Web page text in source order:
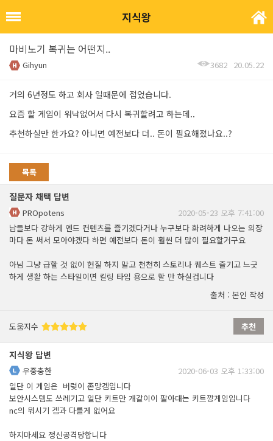
지식왕
마비노기 복귀는 어떤지..
Gihyun 3682 20.05.22
거의 6년정도 하고 회사 일때문에 접었습니다.
요즘 할 게임이 워낙없어서 다시 복귀할려고 하는데..
추천하실만 한가요? 아니면 예전보다 더.. 돈이 필요해졌나요..?
목록
질문자 채택 답변
PROpotens
2020-05-23 오후 7:41:00
남들보다 강하게 엔드 컨텐츠를 즐기겠다거나 누구보다 화려하게 나오는 의장
마다 돈 써서 모아야겠다 하면 예전보다 돈이 훨씬 더 많이 필요할거구요
아님 그냥 급할 것 없이 현질 하지 말고 천천히 스토리나 퀘스트 즐기고 느긋
하게 생활 하는 스타일이면 킬링 타임 용으로 할 만 하실겁니다
출처 : 본인 작성
도움지수 추천
지식왕 답변
우중충한
2020-06-03 오후 1:33:00
일단 이 게임은 버렂이 존망겜입니다
보안시스템도 쓰레기고 일단 키트만 개같이이 팔아대는 키트깡게임입니다
nc의 뭐시기 겜과 다를게 없어요
하지마세요 정신공격당합니다